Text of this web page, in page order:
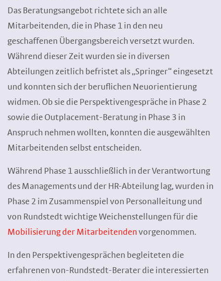
Das Beratungsangebot richtete sich an alle
Mitarbeitenden, die in Phase 1 in den neu
geschaffenen Übergangsbereich versetzt wurden.
Während dieser Zeit wurden sie in diversen
Abteilungen zeitlich befristet als „Springer“ eingesetzt
und konnten sich der beruflichen Neuorientierung
widmen. Ob sie die Perspektivengespräche in Phase 2
sowie die Outplacement-Beratung in Phase 3 in
Anspruch nehmen wollten, konnten die ausgewählten
Mitarbeitenden selbst entscheiden.
Während Phase 1 ausschließlich in der Verantwortung
des Managements und der HR-Abteilung lag, wurden in
Phase 2 im Zusammenspiel von Personalleitung und
von Rundstedt wichtige Weichenstellungen für die
Mobilisierung der Mitarbeitenden vorgenommen.
In den Perspektivengesprächen begleiteten die
erfahrenen von-Rundstedt-Berater die interessierten